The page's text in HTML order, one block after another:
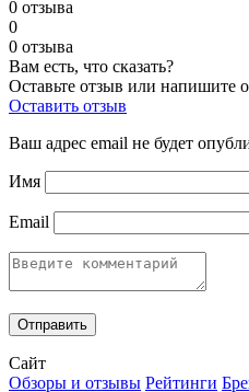
0 отзыва
0
0 отзыва
Вам есть, что сказать?
Оставьте отзыв или напишите
Оставить отзыв
Ваш адрес email не будет
Имя
Email
Сайт
Обзоры и отзывы Рейтинги